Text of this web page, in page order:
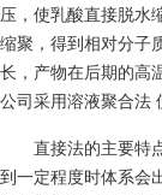
压，使乳酸直接脱水
缩聚，得到相对分子
长，产物在后期的高
公司采用溶液聚合法
直接法的主要特
到一定程度时体系会